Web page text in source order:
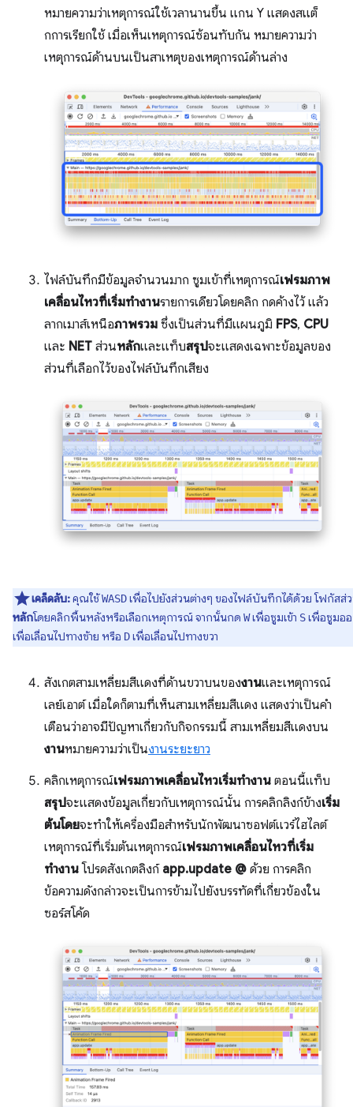
หมายความว่าเหตุการณ์ใช้เวลานานขึ้น แกน Y แสดงสแต็
กการเรียกใช้ เมื่อเห็นเหตุการณ์ซ้อนทับกัน หมายความว่า
เหตุการณ์ด้านบนเป็นสาเหตุของเหตุการณ์ด้านล่าง
ไฟล์บันทึกมีข้อมูลจำนวนมาก ซูมเข้าที่เหตุการณ์เฟรมภาพ
เคลื่อนไหวที่เริ่มทำงานรายการเดียวโดยคลิก กดค้างไว้ แล้ว
ลากเมาส์เหนือภาพรวม ซึ่งเป็นส่วนที่มีแผนภูมิ FPS, CPU
และ NET ส่วนหลักและแท็บสรุปจะแสดงเฉพาะข้อมูลของ
ส่วนที่เลือกไว้ของไฟล์บันทึกเสียง
เคล็ดลับ:คุณใช้WASDเพื่อไปยังส่วนต่างๆ ของไฟล์บันทึกได้ด้วย โฟกัสส่
หลักโดยคลิกพื้นหลังหรือเลือกเหตุการณ์ จากนั้นกด Wเพื่อซูมเข้า Sเพื่อซูมอ
เพื่อเลื่อนไปทางซ้าย หรือ Dเพื่อเลื่อนไปทางขวา
สังเกตสามเหลี่ยมสีแดงที่ด้านขวาบนของงานและเหตุการณ์
เลย์เอาต์ เมื่อใดก็ตามที่เห็นสามเหลี่ยมสีแดง แสดงว่าเป็นคำ
เตือนว่าอาจมีปัญหาเกี่ยวกับกิจกรรมนี้ สามเหลี่ยมสีแดงบน
งานหมายความว่าเป็นงานระยะยาว
คลิกเหตุการณ์เฟรมภาพเคลื่อนไหวเริ่มทำงาน ตอนนี้แท็บ
สรุปจะแสดงข้อมูลเกี่ยวกับเหตุการณ์นั้น การคลิกลิงก์ข้างเริ่ม
ต้นโดยจะทำให้เครื่องมือสำหรับนักพัฒนาซอฟต์แวร์ไฮไลต์
เหตุการณ์ที่เริ่มต้นเหตุการณ์เฟรมภาพเคลื่อนไหวที่เริ่ม
ทำงาน โปรดสังเกตลิงก์ app.update @ ด้วย การคลิก
ข้อความดังกล่าวจะเป็นการข้ามไปยังบรรทัดที่เกี่ยวข้องใน
ซอร์สโค้ด